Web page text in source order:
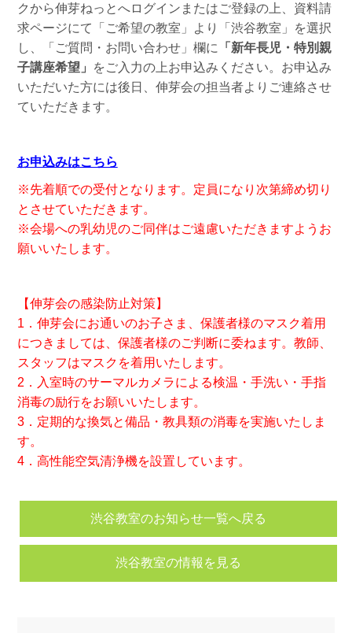
クから伸芽ねっとへログインまたはご登録の上、資料請
求ページにて「ご希望の教室」より「渋谷教室」を選択
し、「ご質問・お問い合わせ」欄に 「新年長児・特別親
子講座希望」
をご入力の上お申込みください。お申込み
いただいた方には後日、伸芽会の担当者よりご連絡させ
ていただきます。
お申込みはこちら
※先着順での受付となります。定員になり次第締め切り
とさせていただきます。
※会場への乳幼児のご同伴はご遠慮いただきますようお
願いいたします。
【伸芽会の感染防止対策】
1．伸芽会にお通いのお子さま、 保護者様のマスク着用
につきましては、 保護者様のご判断に委ねます。教師、
スタッフはマスクを着用いたします。
2．入室時のサーマルカメラによる検温・手洗い・ 手指
消毒の励行をお願いいたします。
3．定期的な換気と備品・教具類の消毒を実施いたしま
す。
4．高性能空気清浄機を設置しています。
渋谷教室のお知らせ一覧へ戻る
渋谷教室の情報を見る